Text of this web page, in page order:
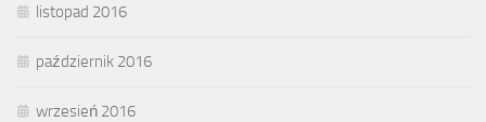
listopad 2016
październik 2016
wrzesień 2016